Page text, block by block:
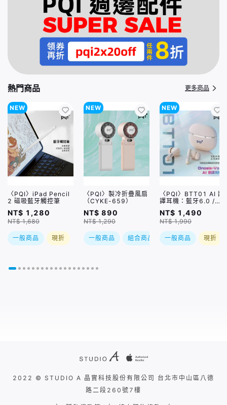
熱門商品 更多商品
NEW
〈PQI〉iPad Pencil
2 磁吸藍牙觸控筆
NT$ 1,280
NT$ 1,680
一般商品 現折
NEW
〈PQI〉製冷折疊風扇
（CYKE-659）
NT$ 890
NT$ 1,290
一般商品 組合商品 現折
NEW
〈PQI〉BTT01 AI 翻
譯耳機：藍牙6.0 /
21種語言 / 6種翻譯
模式
NT$ 1,490
NT$ 1,990
一般商品 現折
2022 © STUDIO A 晶實科技股份有限公司 台北市中山區八德
路二段260號7樓